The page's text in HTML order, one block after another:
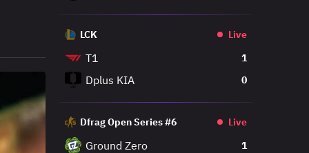
LCK Live
T1 1
Dplus KIA 0
Dfrag Open Series #6 Live
Ground Zero 1